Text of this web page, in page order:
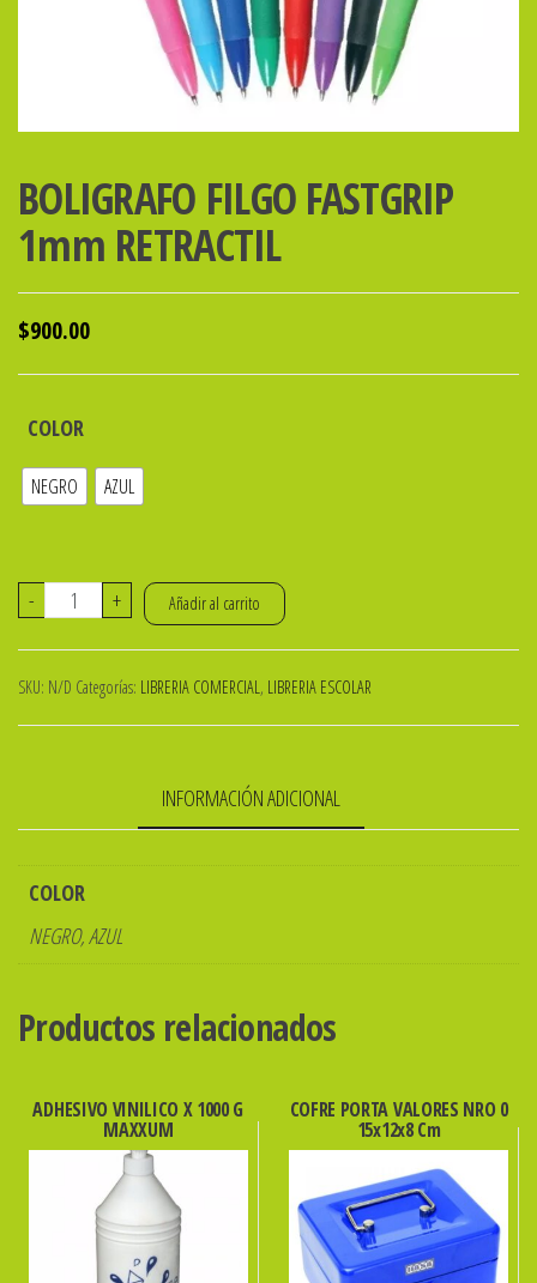
BOLIGRAFO FILGO FASTGRIP
1mm RETRACTIL
$900.00
COLOR
NEGRO AZUL
-
BOLIGRAFO
1mm
RETRACTIL
+ Añadir al carrito
SKU: N/D Categorías: LIBRERIA COMERCIAL, LIBRERIA ESCOLAR
INFORMACIÓN ADICIONAL
COLOR
NEGRO, AZUL
Productos relacionados
ADHESIVO VINILICO X 1000 G
MAXXUM
COFRE PORTA VALORES NRO 0
15x12x8 Cm